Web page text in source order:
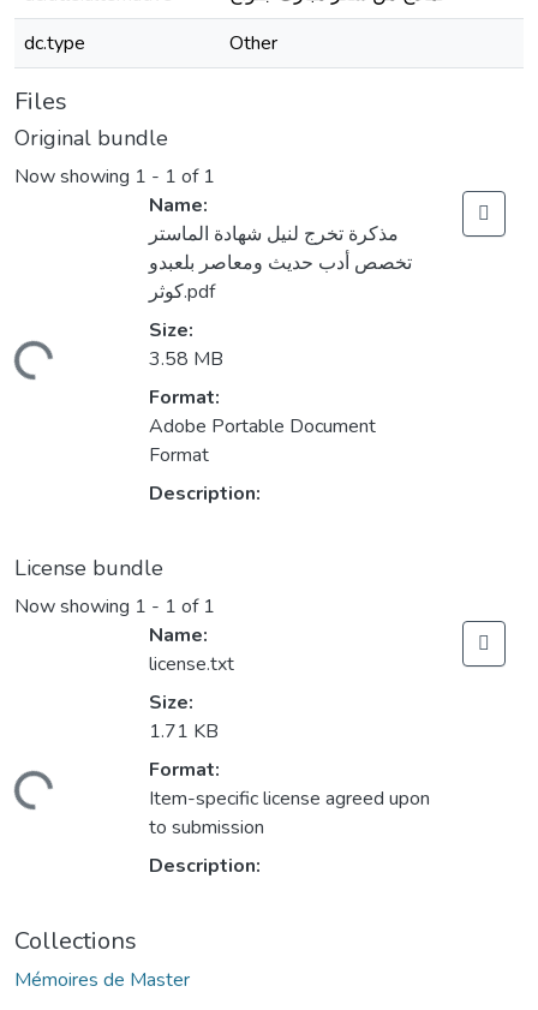
dc.type
Other
Files
Original bundle
Now showing 1 - 1 of 1
Name:
مذكرة تخرج لنيل شهادة الماستر
تخصص أدب حديث ومعاصر بلعبدو
كوثر.pdf
Size:
3.58 MB
Format:
Adobe Portable Document
Format
Description:
License bundle
Now showing 1 - 1 of 1
Name:
license.txt
Size:
1.71 KB
Format:
Item-specific license agreed upon
to submission
Description:
Collections
Mémoires de Master